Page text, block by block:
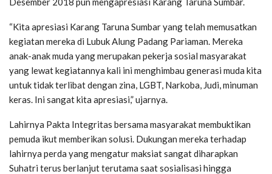
“Kita apresiasi Karang Taruna Sumbar yang telah memusatkan
kegiatan mereka di Lubuk Alung Padang Pariaman. Mereka
anak-anak muda yang merupakan pekerja sosial masyarakat
yang lewat kegiatannya kali ini menghimbau generasi muda kita
untuk tidak terlibat dengan zina, LGBT, Narkoba, Judi, minuman
keras. Ini sangat kita apresiasi,” ujarnya.
Lahirnya Pakta Integritas bersama masyarakat membuktikan
pemuda ikut memberikan solusi. Dukungan mereka terhadap
lahirnya perda yang mengatur maksiat sangat diharapkan
Suhatri terus berlanjut terutama saat sosialisasi hingga